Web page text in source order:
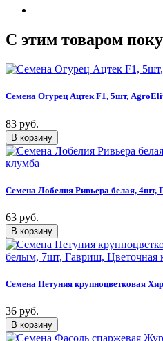
C этим товаром
Семена Огурец Ацтек F1, 5шт,
83 руб.
Семена Лобелия Ривьера белая, 4шт,
63 руб.
Семена Петуния крупноцветковая
36 руб.